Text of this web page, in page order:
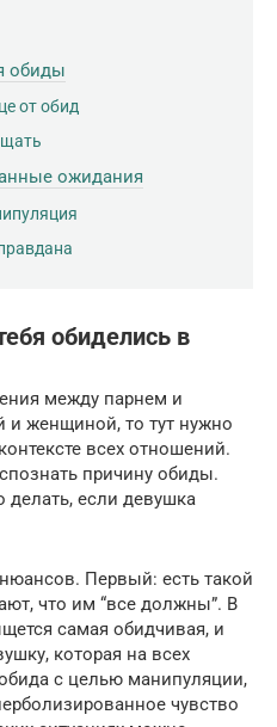
обиды
от обид
ожидания
обиделись в
между парнем и
женщиной, то тут нужно
всех отношений.
причину обиды.
делать, если девушка
Первый: есть такой
что им “все должны”. В
самая обидчивая, и
которая на всех
с целью манипуляции,
чувство